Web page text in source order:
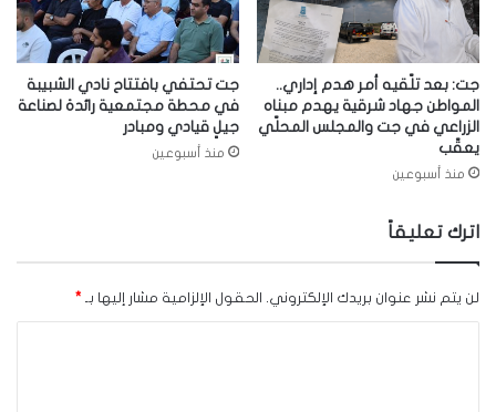
جت: بعد تلّقيه أمر هدم إداري..
المواطن جهاد شرقية يهدم مبناه
الزراعي في جت والمجلس المحلّي
يعقّب
منذ أسبوعين
جت تحتفي بافتتاح نادي الشبيبة
في محطة مجتمعية رائدة لصناعة
جيلٍ قيادي ومبادر
منذ أسبوعين
اترك تعليقاً
لن يتم نشر عنوان بريدك الإلكتروني. الحقول الإلزامية مشار إليها بـ *